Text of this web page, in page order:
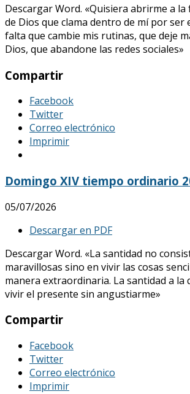
Descargar Word. «Quisiera abrirme a la
de Dios que clama dentro de mí por ser
falta que cambie mis rutinas, que deje
Dios, que abandone las redes sociales»
Compartir
Facebook
Twitter
Correo electrónico
Imprimir
Domingo XIV tiempo ordinario
05/07/2026
Descargar en PDF
Descargar Word. «La santidad no
maravillosas sino en vivir las cosas
manera extraordinaria. La santidad a la
vivir el presente sin angustiarme»
Compartir
Facebook
Twitter
Correo electrónico
Imprimir